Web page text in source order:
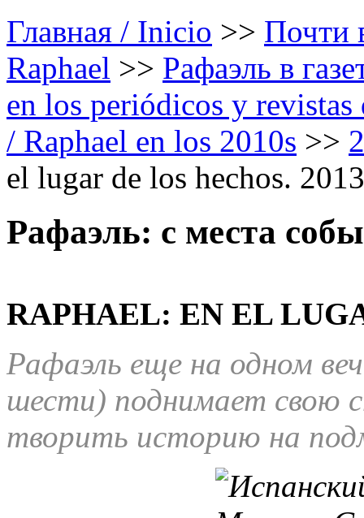
Главная / Inicio >> Почти
Raphael >> Рафаэль в
en los periódicos y
/ Raphael en los 2010s >>
el lugar de los hechos. 2013
Рафаэль: с места
RAPHAEL: EN EL
Рафаэль еще на одном
шести) поднимает свою
творить историю на